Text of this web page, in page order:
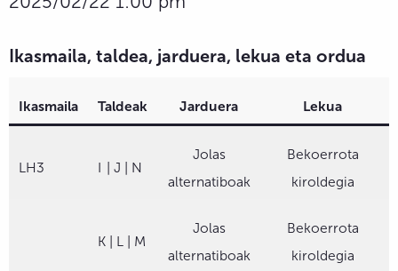
Ikasmaila, taldea, jarduera, lekua eta ordua
Ikasmaila Taldeak Jarduera Lekua
LH3 I | J | N
Jolas
alternatiboak
Bekoerrota
kiroldegia
K | L | M
Jolas
alternatiboak
Bekoerrota
kiroldegia